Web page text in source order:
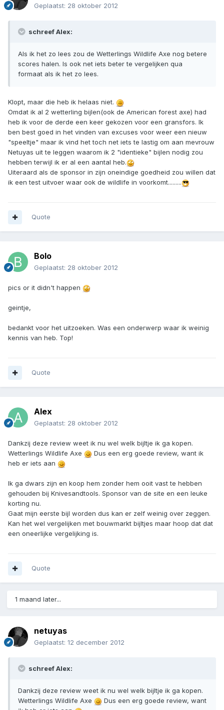
Geplaatst: 28 oktober 2012
schreef Alex:
Als ik het zo lees zou de Wetterlings Wildlife Axe nog betere
scores halen. Is ook net iets beter te vergelijken qua
formaat als ik het zo lees.
Klopt, maar die heb ik helaas niet.
Omdat ik al 2 wetterling bijlen(ook de American forest axe) had
heb ik voor de derde een keer gekozen voor een gransfors. Ik
ben best goed in het vinden van excuses voor weer een nieuw
"speeltje" maar ik vind het toch net iets te lastig om aan mevrouw
Netuyas uit te leggen waarom ik 2 "identieke" bijlen nodig zou
hebben terwijl ik er al een aantal heb.
Uiteraard als de sponsor in zijn oneindige goedheid zou willen dat
ik een test uitvoer waar ook de wildlife in voorkomt.........
Quote
Bolo
Geplaatst: 28 oktober 2012
pics or it didn't happen
geintje,
bedankt voor het uitzoeken. Was een onderwerp waar ik weinig
kennis van heb. Top!
Quote
Alex
Geplaatst: 28 oktober 2012
Dankzij deze review weet ik nu wel welk bijltje ik ga kopen.
Wetterlings Wildlife Axe
Dus een erg goede review, want ik
heb er iets aan
Ik ga dwars zijn en koop hem zonder hem ooit vast te hebben
gehouden bij Knivesandtools. Sponsor van de site en een leuke
korting nu.
Gaat mijn eerste bijl worden dus kan er zelf weinig over zeggen.
Kan het wel vergelijken met bouwmarkt bijltjes maar hoop dat dat
een oneerlijke vergelijking is.
Quote
1 maand later...
netuyas
Geplaatst: 12 december 2012
schreef Alex:
Dankzij deze review weet ik nu wel welk bijltje ik ga kopen.
Wetterlings Wildlife Axe
Dus een erg goede review, want